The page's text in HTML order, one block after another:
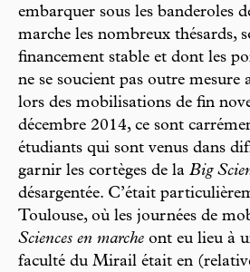
embarquer sous les banderoles
marche les nombreux thésards,
financement stable et dont les
ne se soucient pas outre
lors des mobilisations de fin
décembre 2014, ce sont
étudiants qui sont venus dans
garnir les cortèges de la Big
désargentée. C’était
Toulouse, où les journées de
Sciences en marche ont eu lieu à
faculté du Mirail était en